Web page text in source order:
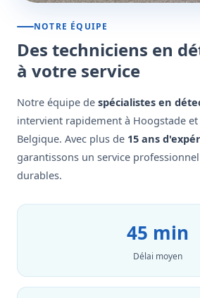
NOTRE ÉQUIPE
Des techniciens en
à votre service
Notre équipe de spécialistes en
intervient rapidement à Hoogstade
Belgique. Avec plus de 15 ans
garantissons un service
durables.
45 min
Délai moyen